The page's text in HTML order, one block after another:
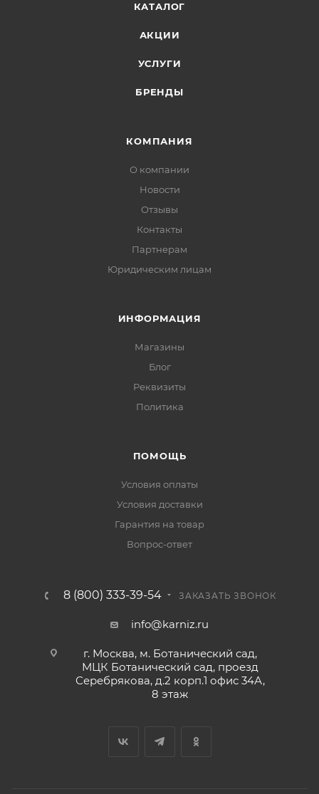
КАТАЛОГ
АКЦИИ
УСЛУГИ
БРЕНДЫ
КОМПАНИЯ
О компании
Новости
Отзывы
Контакты
Партнерам
Юридическим лицам
ИНФОРМАЦИЯ
Магазины
Блог
Реквизиты
Политика
ПОМОЩЬ
Условия оплаты
Условия доставки
Гарантия на товар
Вопрос-ответ
8 (800) 333-39-54 ЗАКАЗАТЬ ЗВОНОК
info@karniz.ru
г. Москва, м. Ботанический сад,
МЦК Ботанический сад, проезд
Серебрякова, д.2 корп.1 офис 34А,
8 этаж